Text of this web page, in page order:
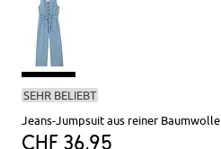
SEHR BELIEBT
Jeans-Jumpsuit aus reiner Baumwolle
CHF 36,95